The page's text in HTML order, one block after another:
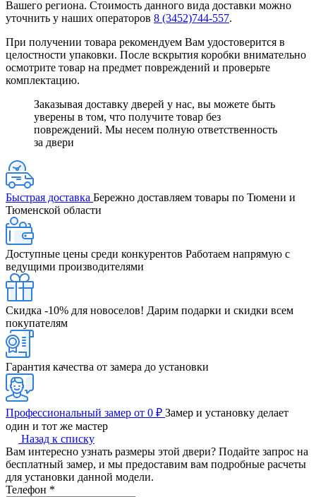
Вашего региона. Стоимость данного вида доставки можно
уточнить у наших операторов 8 (3452)744-557.
При получении товара рекомендуем Вам удостоверится в
целостности упаковки. После вскрытия коробки внимательно
осмотрите товар на предмет повреждений и проверьте
комплектацию.
Заказывая доставку дверей у нас, вы можете быть
уверены в том, что получите товар без
повреждений. Мы несем полную ответственность
за двери
Быстрая доставка Бережно доставляем товары по Тюмени и
Тюменской области
Доступные цены среди конкурентов Работаем напрямую с
ведущими производителями
Скидка -10% для новоселов! Дарим подарки и скидки всем
покупателям
Гарантия качества от замера до установки
Профессиональный замер от 0 ₽ Замер и установку делает
один и тот же мастер
Назад к списку
Вам интересно узнать размеры этой двери? Подайте запрос на
бесплатный замер, и мы предоставим вам подробные расчеты
для установки данной модели.
Телефон *